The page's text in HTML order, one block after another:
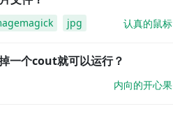
jpg 认真的鼠标
一个cout就可以运行？
内向的开心果